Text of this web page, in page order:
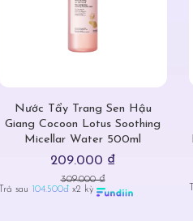
Nước Tẩy Trang Sen Hậu
Giang Cocoon Lotus Soothing
Micellar Water 500ml
209.000 ₫
309.000 ₫
Trả sau 104.500đx2 kỳ